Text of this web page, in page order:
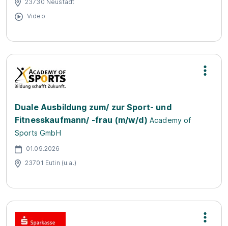
23730 Neustadt
Video
Duale Ausbildung zum/ zur Sport- und
Fitnesskaufmann/ -frau (m/w/d) Academy of
Sports GmbH
01.09.2026
23701 Eutin (u.a.)